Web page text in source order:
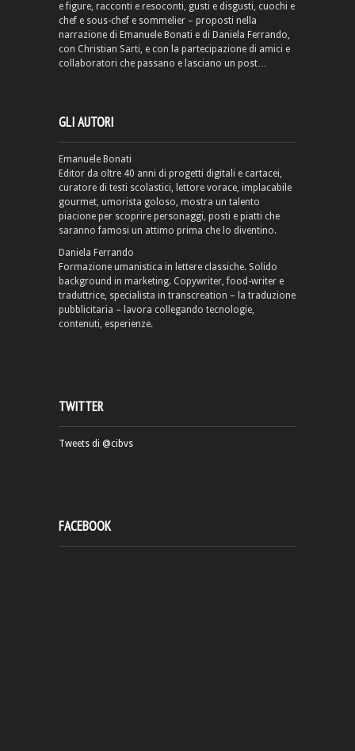
e figure, racconti e resoconti, gusti e disgusti, cuochi e
chef e sous-chef e sommelier – proposti nella
narrazione di Emanuele Bonati e di Daniela Ferrando,
con Christian Sarti, e con la partecipazione di amici e
collaboratori che passano e lasciano un post…
GLI AUTORI
Emanuele Bonati
Editor da oltre 40 anni di progetti digitali e cartacei,
curatore di testi scolastici, lettore vorace, implacabile
gourmet, umorista goloso, mostra un talento
piacione per scoprire personaggi, posti e piatti che
saranno famosi un attimo prima che lo diventino.
Daniela Ferrando
Formazione umanistica in lettere classiche. Solido
background in marketing. Copywriter, food-writer e
traduttrice, specialista in transcreation – la traduzione
pubblicitaria – lavora collegando tecnologie,
contenuti, esperienze.
TWITTER
Tweets di @cibvs
FACEBOOK